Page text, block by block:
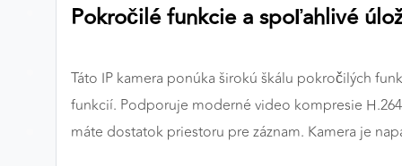
Pokročilé funkcie a spoľahlivé
Táto IP kamera ponúka širokú škálu pokročilých
funkcií. Podporuje moderné video kompresie
máte dostatok priestoru pre záznam. Kamera je
Poskytovateľ: Google
MARKETINGOVÉ COOKIES
Marketingové cookies sa používajú na sledovanie
správania používateľov naprieč webovými stránkami.